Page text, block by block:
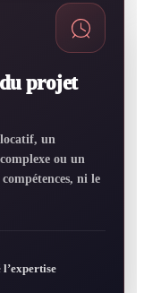
projet
un
ou un
ni le